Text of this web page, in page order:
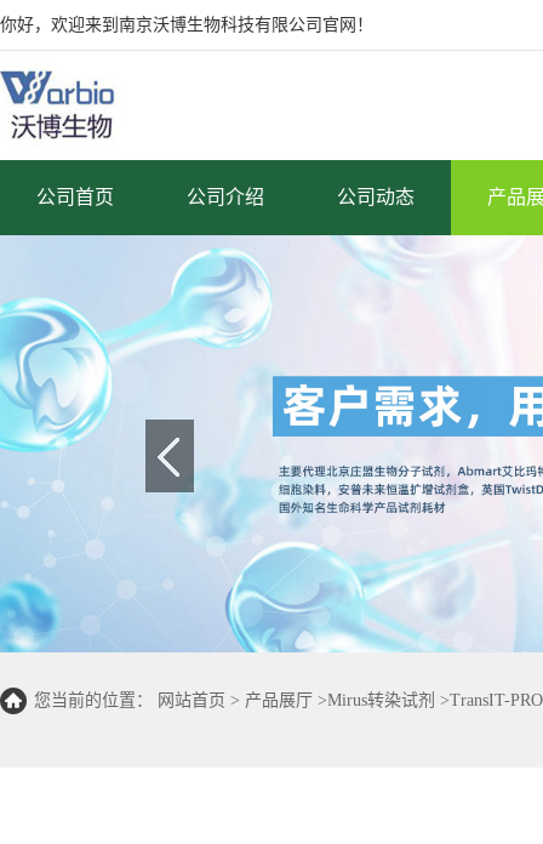
你好，欢迎来到南京沃博生物科技有限公司官网！
公司首页 公司介绍 公司动态 产品
您当前的位置： 网站首页 > 产品展厅 >Mirus转染试剂 >TransIT-